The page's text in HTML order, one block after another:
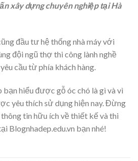
xây dựng chuyên nghiệp tại Hà
đầu tư hệ thống nhà máy với
đội ngũ thợ thi công lành nghề
cầu từ phía khách hàng.
hiểu được gỗ óc chó là gì và vì
yêu thích sử dụng hiện nay. Đừng
tin hữu ích về thiết kế và thi
Blognhadep.edu.vn bạn nhé!